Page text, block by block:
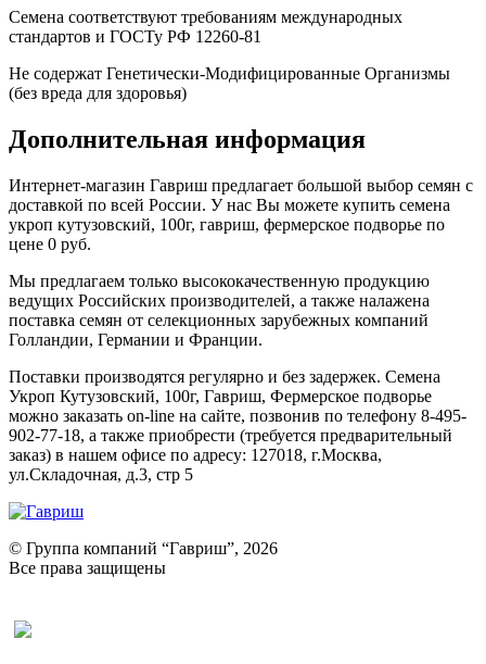
Семена соответствуют требованиям международных
стандартов и ГОСТу РФ 12260-81
Не содержат Генетически-Модифицированные Организмы
(без вреда для здоровья)
Дополнительная информация
Интернет-магазин Гавриш предлагает большой выбор семян с
доставкой по всей России. У нас Вы можете купить семена
укроп кутузовский, 100г, гавриш, фермерское подворье по
цене 0 руб.
Мы предлагаем только высококачественную продукцию
ведущих Российских производителей, а также налажена
поставка семян от селекционных зарубежных компаний
Голландии, Германии и Франции.
Поставки производятся регулярно и без задержек. Семена
Укроп Кутузовский, 100г, Гавриш, Фермерское подворье
можно заказать on-line на сайте, позвонив по телефону 8-495-
902-77-18, а также приобрести (требуется предварительный
заказ) в нашем офисе по адресу: 127018, г.Москва,
ул.Складочная, д.3, стр 5
© Группа компаний “Гавриш”, 2026
Все права защищены